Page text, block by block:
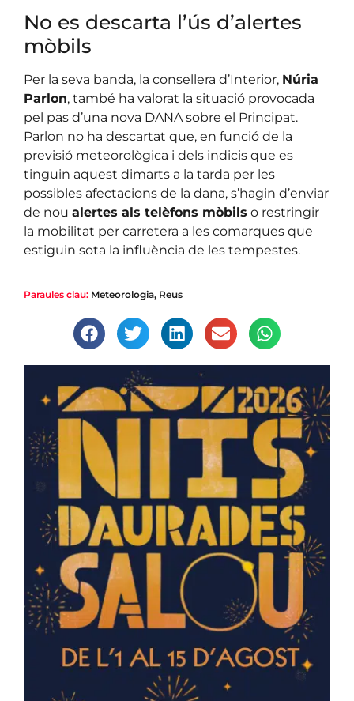
No es descarta l’ús d’alertes
mòbils
Per la seva banda, la consellera d’Interior, Núria
Parlon, també ha valorat la situació provocada
pel pas d’una nova DANA sobre el Principat.
Parlon no ha descartat que, en funció de la
previsió meteorològica i dels indicis que es
tinguin aquest dimarts a la tarda per les
possibles afectacions de la dana, s’hagin d’enviar
de nou alertes als telèfons mòbils o restringir
la mobilitat per carretera a les comarques que
estiguin sota la influència de les tempestes.
Paraules clau: Meteorologia, Reus